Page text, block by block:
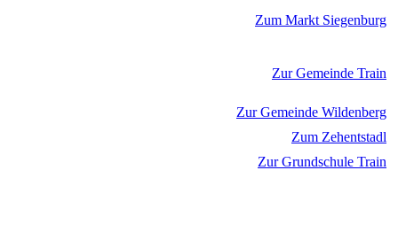
Zum Markt Siegenburg
Zur Gemeinde Train
Zur Gemeinde Wildenberg
Zum Zehentstadl
Zur Grundschule Train